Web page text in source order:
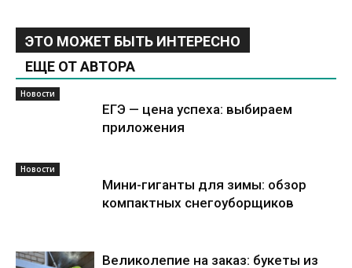
ЭТО МОЖЕТ БЫТЬ ИНТЕРЕСНО
ЕЩЕ ОТ АВТОРА
Новости
ЕГЭ — цена успеха: выбираем
приложения
Новости
Мини-гиганты для зимы: обзор
компактных снегоуборщиков
Великолепие на заказ: букеты из